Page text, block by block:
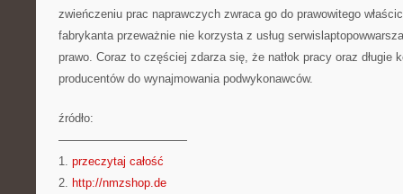
zwieńczeniu prac naprawczych zwraca go do prawowitego
fabrykanta przeważnie nie korzysta z usług
prawo. Coraz to częściej zdarza się, że natłok pracy oraz długie
producentów do wynajmowania podwykonawców.
źródło:
———————————
1. przeczytaj całość
2. http://nmzshop.de